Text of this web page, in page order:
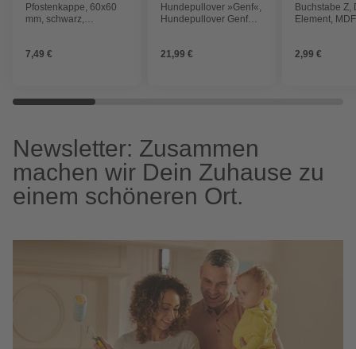
Pfostenkappe, 60x60
mm, schwarz,
7,49 €
Hundepullover »Genf«,
Hundepullover Genf
21,99 €
Buchstabe Z,
Element,
2,99 €
Newsletter: Zusammen
machen wir Dein Zuhause zu
einem schöneren Ort.